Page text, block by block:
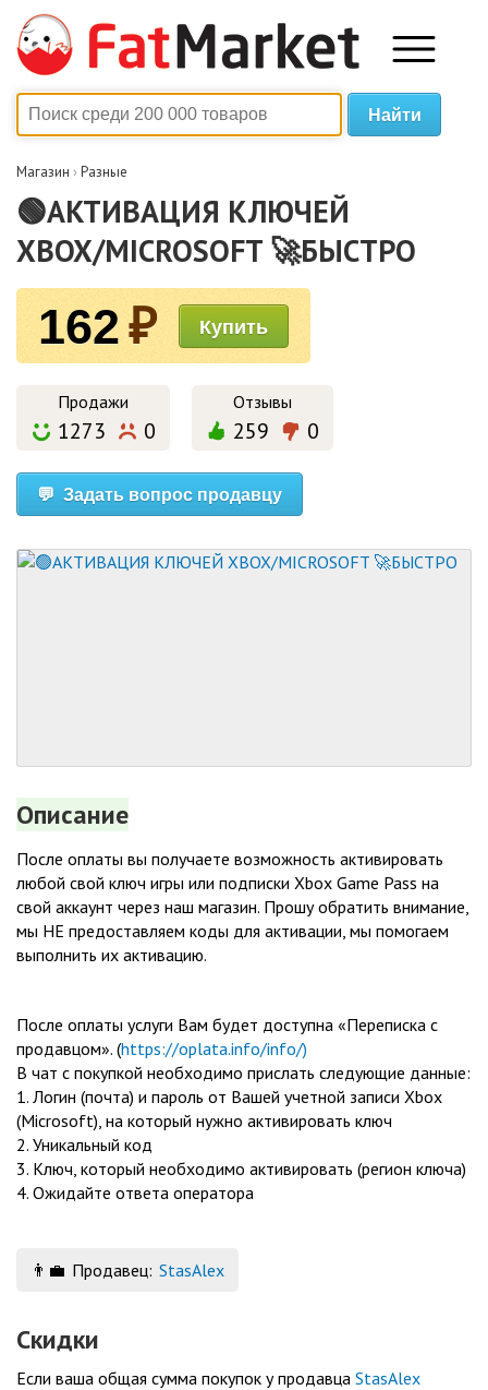
Магазин › Разные
🟢АКТИВАЦИЯ КЛЮЧЕЙ
XBOX/MICROSOFT 🚀БЫСТРО
162₽
Продажи
1273 0
Отзывы
259 0
💬 Задать вопрос продавцу
Описание
После оплаты вы получаете возможность активировать
любой свой ключ игры или подписки Xbox Game Pass на
свой аккаунт через наш магазин. Прошу обратить внимание,
мы НЕ предоставляем коды для активации, мы помогаем
выполнить их активацию.
После оплаты услуги Вам будет доступна «Переписка с
продавцом». (https://oplata.info/info/)
В чат с покупкой необходимо прислать следующие данные:
1. Логин (почта) и пароль от Вашей учетной записи Xbox
(Microsoft), на который нужно активировать ключ
2. Уникальный код
3. Ключ, который необходимо активировать (регион ключа)
4. Ожидайте ответа оператора
👨‍💼 Продавец: StasAlex
Скидки
Если ваша общая сумма покупок у продавца StasAlex